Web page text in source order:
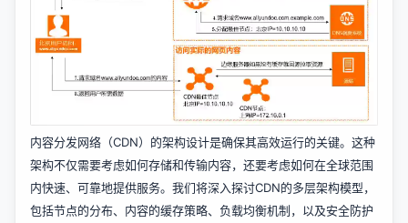
内容分发网络（CDN）的架构设计是确保其高效运行的关键。这种
架构不仅需要考虑如何存储和传输内容，还要考虑如何在全球范围
内快速、可靠地提供服务。我们将深入探讨CDN的多层架构模型，
包括节点的分布、内容的缓存策略、负载均衡机制，以及安全防护